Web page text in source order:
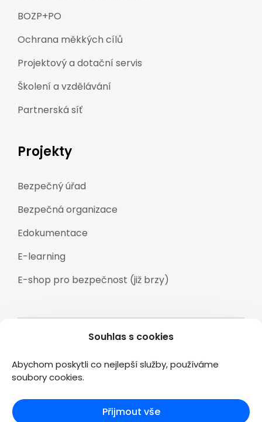
Souhlas s cookies
Abychom poskytli co nejlepší služby, používáme
soubory cookies.
Přijmout vše
BOZP+PO
Ochrana měkkých cílů
Projektový a dotační servis
Školení a vzdělávání
Partnerská síť
Projekty
Bezpečný úřad
Bezpečná organizace
Edokumentace
E-learning
E-shop pro bezpečnost (již brzy)
Veškeré texty a materiály zveřejněné na
stránkách www.2kconsulting.cz jsou duševním
vlastnictvím společnosti 2K CONSULTING s.r.o., a jsou